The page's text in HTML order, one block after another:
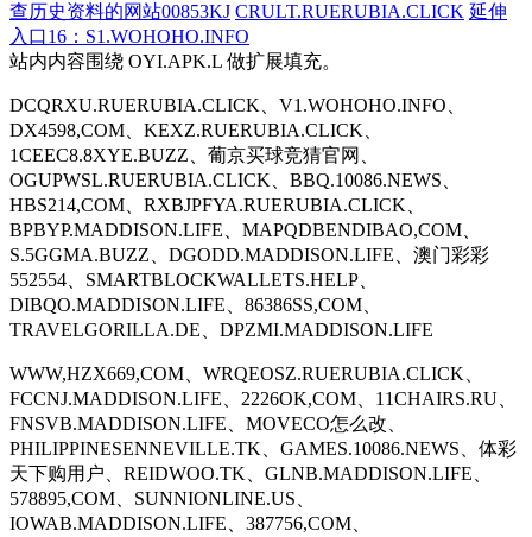
查历史资料的网站00853KJ CRULT.RUERUBIA.CLICK 延伸
入口16：S1.WOHOHO.INFO
站内内容围绕 OYI.APK.L 做扩展填充。
DCQRXU.RUERUBIA.CLICK、V1.WOHOHO.INFO、
DX4598,COM、KEXZ.RUERUBIA.CLICK、
1CEEC8.8XYE.BUZZ、葡京买球竞猜官网、
OGUPWSL.RUERUBIA.CLICK、BBQ.10086.NEWS、
HBS214,COM、RXBJPFYA.RUERUBIA.CLICK、
BPBYP.MADDISON.LIFE、MAPQDBENDIBAO,COM、
S.5GGMA.BUZZ、DGODD.MADDISON.LIFE、澳门彩彩
552554、SMARTBLOCKWALLETS.HELP、
DIBQO.MADDISON.LIFE、86386SS,COM、
TRAVELGORILLA.DE、DPZMI.MADDISON.LIFE
WWW,HZX669,COM、WRQEOSZ.RUERUBIA.CLICK、
FCCNJ.MADDISON.LIFE、2226OK,COM、11CHAIRS.RU、
FNSVB.MADDISON.LIFE、MOVECO怎么改、
PHILIPPINESENNEVILLE.TK、GAMES.10086.NEWS、体彩
天下购用户、REIDWOO.TK、GLNB.MADDISON.LIFE、
578895,COM、SUNNIONLINE.US、
IOWAB.MADDISON.LIFE、387756,COM、